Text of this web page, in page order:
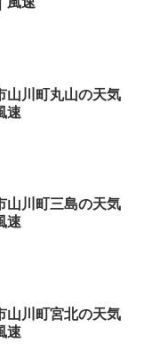
山川町丸山の天気
速
山川町三島の天気
速
山川町宮北の天気
速